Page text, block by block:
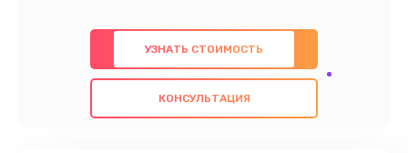
предлагаем быстрый и качественный ремонт с
использованием оригинальных компонентов, а
также гарантируем качество всех
проведенных работ. Наша цель - предоставить
УЗНАТЬ СТОИМОСТЬ
КОНСУЛЬТАЦИЯ